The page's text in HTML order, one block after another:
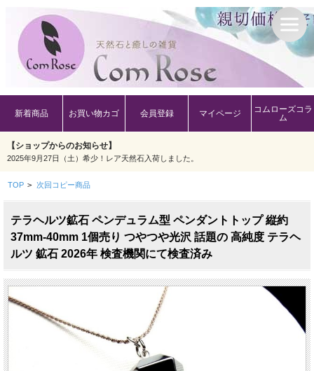
新着商品 お買い物カゴ 会員登録 マイページ
コムローズコラ
ム
【ショップからのお知らせ】
2025年9月27日（土）希少！レア天然石入荷しました。
TOP > 次回コピー商品
テラヘルツ鉱石 ペンデュラム型 ペンダントトップ 縦約
37mm-40mm 1個売り つやつや光沢 話題の 高純度 テラヘ
ルツ 鉱石 2026年 検査機関にて検査済み